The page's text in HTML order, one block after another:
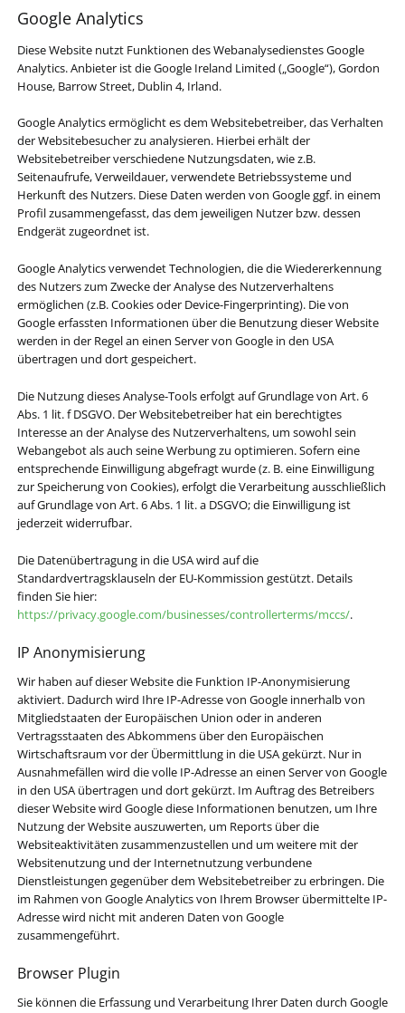
Google Analytics
Diese Website nutzt Funktionen des Webanalysedienstes Google
Analytics. Anbieter ist die Google Ireland Limited („Google“), Gordon
House, Barrow Street, Dublin 4, Irland.
Google Analytics ermöglicht es dem Websitebetreiber, das Verhalten
der Websitebesucher zu analysieren. Hierbei erhält der
Websitebetreiber verschiedene Nutzungsdaten, wie z.B.
Seitenaufrufe, Verweildauer, verwendete Betriebssysteme und
Herkunft des Nutzers. Diese Daten werden von Google ggf. in einem
Profil zusammengefasst, das dem jeweiligen Nutzer bzw. dessen
Endgerät zugeordnet ist.
Google Analytics verwendet Technologien, die die Wiedererkennung
des Nutzers zum Zwecke der Analyse des Nutzerverhaltens
ermöglichen (z.B. Cookies oder Device-Fingerprinting). Die von
Google erfassten Informationen über die Benutzung dieser Website
werden in der Regel an einen Server von Google in den USA
übertragen und dort gespeichert.
Die Nutzung dieses Analyse-Tools erfolgt auf Grundlage von Art. 6
Abs. 1 lit. f DSGVO. Der Websitebetreiber hat ein berechtigtes
Interesse an der Analyse des Nutzerverhaltens, um sowohl sein
Webangebot als auch seine Werbung zu optimieren. Sofern eine
entsprechende Einwilligung abgefragt wurde (z. B. eine Einwilligung
zur Speicherung von Cookies), erfolgt die Verarbeitung ausschließlich
auf Grundlage von Art. 6 Abs. 1 lit. a DSGVO; die Einwilligung ist
jederzeit widerrufbar.
Die Datenübertragung in die USA wird auf die
Standardvertragsklauseln der EU-Kommission gestützt. Details
finden Sie hier:
https://privacy.google.com/businesses/controllerterms/mccs/.
IP Anonymisierung
Wir haben auf dieser Website die Funktion IP-Anonymisierung
aktiviert. Dadurch wird Ihre IP-Adresse von Google innerhalb von
Mitgliedstaaten der Europäischen Union oder in anderen
Vertragsstaaten des Abkommens über den Europäischen
Wirtschaftsraum vor der Übermittlung in die USA gekürzt. Nur in
Ausnahmefällen wird die volle IP-Adresse an einen Server von Google
in den USA übertragen und dort gekürzt. Im Auftrag des Betreibers
dieser Website wird Google diese Informationen benutzen, um Ihre
Nutzung der Website auszuwerten, um Reports über die
Websiteaktivitäten zusammenzustellen und um weitere mit der
Websitenutzung und der Internetnutzung verbundene
Dienstleistungen gegenüber dem Websitebetreiber zu erbringen. Die
im Rahmen von Google Analytics von Ihrem Browser übermittelte IP-
Adresse wird nicht mit anderen Daten von Google
zusammengeführt.
Browser Plugin
Sie können die Erfassung und Verarbeitung Ihrer Daten durch Google